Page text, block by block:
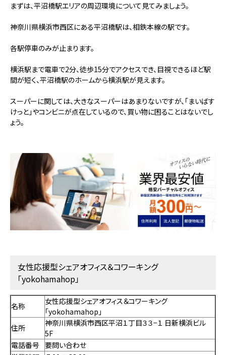
まずは、平沼橋駅エリアの周辺環境について見てみましょう。
神奈川県横浜市西区にある平沼橋駅は、相鉄本線の駅です。
各駅停車のみが止まります。
横浜駅まで電車で2分、徒歩15分でアクセスでき、目視できるほど駅
間が短く、平沼橋駅のホームから横浜駅が見えます。
スーパーに関しては、大きなスーパーはあまりないですが、「まいばす
けっと」やコンビニが点在しているので、買い物に困ることはないでし
ょう。
女性応援型シェアオフィス＆コワーキング
「yokohamahop」
名称
女性応援型シェアオフィス＆コワーキング
「yokohamahop」
住所
神奈川県横浜市西区平沼１丁目３３−１ 日新横浜ビル
5F
電話番号
要問い合わせ